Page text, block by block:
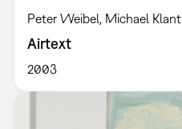
Peter Weibel, Michael Klant
Airtext
2003